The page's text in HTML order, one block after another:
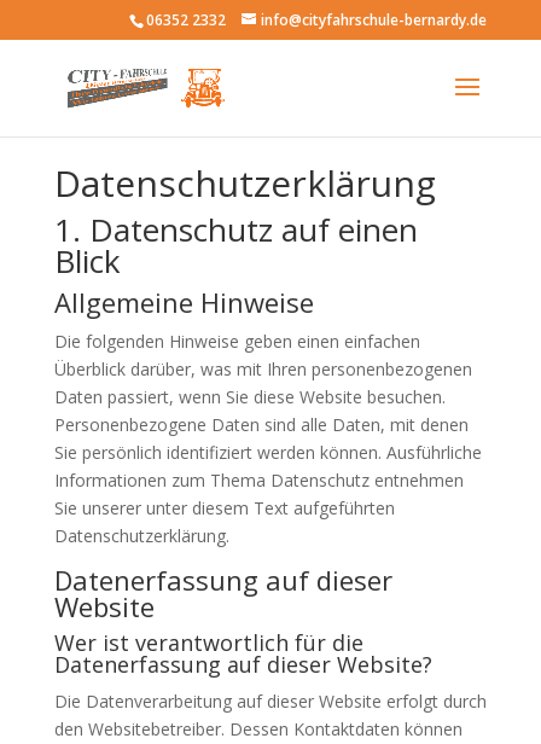
06352 2332 info@cityfahrschule-bernardy.de
Datenschutz
Datenschutz­erklärung
1. Datenschutz auf einen
Blick
Allgemeine Hinweise
Die folgenden Hinweise geben einen einfachen
Überblick darüber, was mit Ihren personenbezogenen
Daten passiert, wenn Sie diese Website besuchen.
Personenbezogene Daten sind alle Daten, mit denen
Sie persönlich identifiziert werden können. Ausführliche
Informationen zum Thema Datenschutz entnehmen
Sie unserer unter diesem Text aufgeführten
Datenschutzerklärung.
Datenerfassung auf dieser
Website
Wer ist verantwortlich für die
Datenerfassung auf dieser Website?
Die Datenverarbeitung auf dieser Website erfolgt durch
den Websitebetreiber. Dessen Kontaktdaten können